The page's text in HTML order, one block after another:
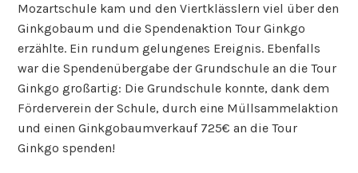
Mozartschule kam und den Viertklässlern viel über den
Ginkgobaum und die Spendenaktion Tour Ginkgo
erzählte. Ein rundum gelungenes Ereignis. Ebenfalls
war die Spendenübergabe der Grundschule an die Tour
Ginkgo großartig: Die Grundschule konnte, dank dem
Förderverein der Schule, durch eine Müllsammelaktion
und einen Ginkgobaumverkauf 725€ an die Tour
Ginkgo spenden!